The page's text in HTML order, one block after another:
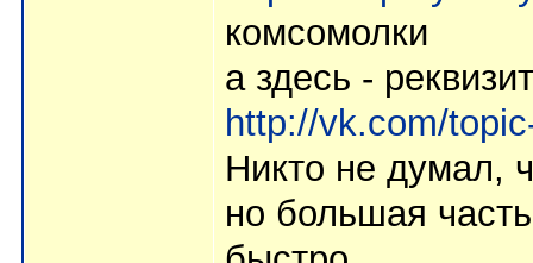
комсомолки
а здесь -
http://vk.com/
Никто не думал,
но большая